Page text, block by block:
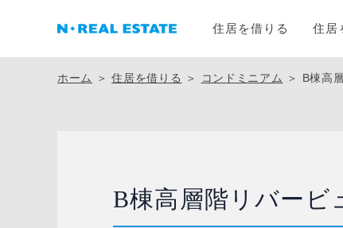
住居を借りる 住居
ホーム ＞住居を借りる ＞ コンドミニアム ＞ B棟高
B棟高層階リバービ